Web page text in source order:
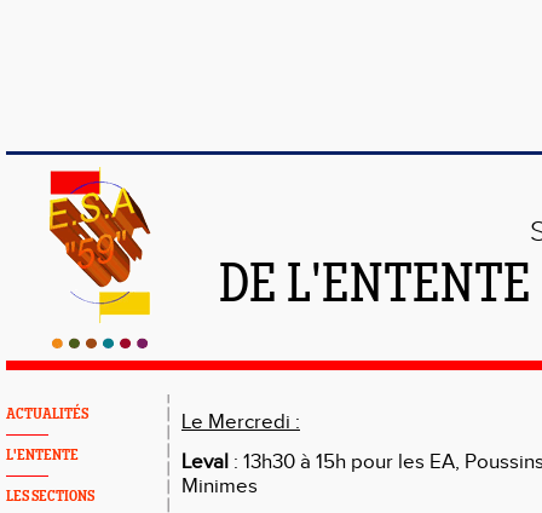
DE
ACTUALITÉS
L'ENTENTE
LES SECTIONS
Le Mercredi :
Leval : 13h30 à 15h pour les EA,
Minimes